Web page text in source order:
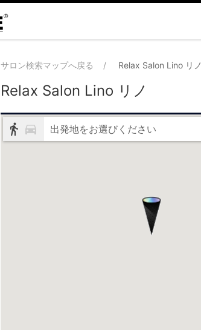
サロン検索マップへ戻る Relax Salon Lino リノ
Relax Salon Lino リノ
出発地をお選びください